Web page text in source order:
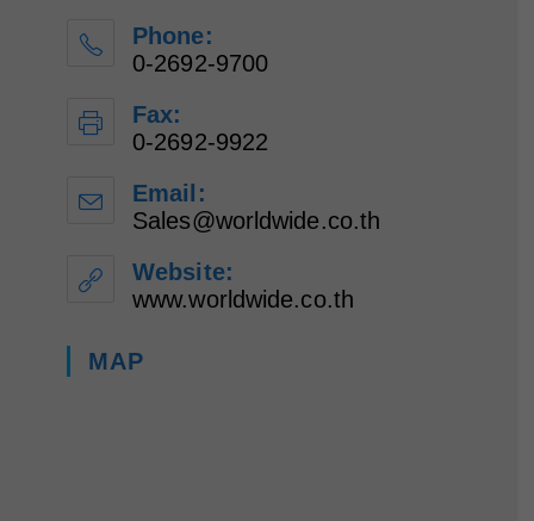
Phone:
0-2692-9700
Fax:
0-2692-9922
Email:
Sales@worldwide.co.th
Website:
www.worldwide.co.th
MAP